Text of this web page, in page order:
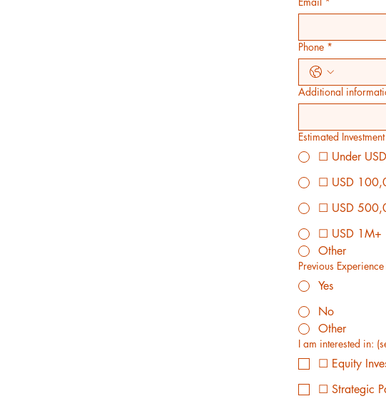
Phone *
Additional
Estimated
☐ Under
☐ USD
☐ USD
☐ USD 1M+
Other
Previous
Yes
No
Other
I am interested in:
☐ Equity
☐ Strategic